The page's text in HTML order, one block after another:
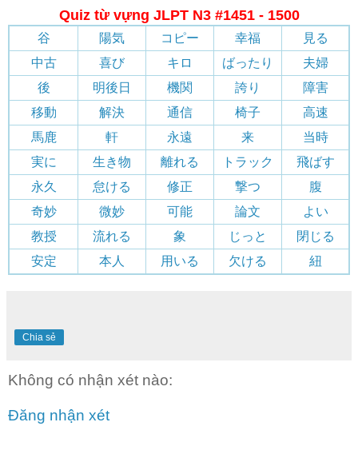
Quiz từ vựng JLPT N3 #1451 - 1500
谷 陽気 コピー 幸福
見る
中古
喜び キロ ばったり
夫婦
後
明後日 機関 誇り
障害
移動
解決 通信 椅子
高速
馬鹿
軒 永遠 来
当時
実に
生き物 離れる トラック
飛ばす
永久
怠ける 修正 撃つ
腹
奇妙
微妙 可能 論文
よい
教授
流れる 象 じっと
閉じる
安定
本人 用いる 欠ける 紐
Chia sẻ
Không có nhận xét nào:
Đăng nhận xét